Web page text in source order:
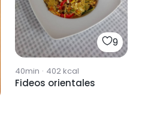
9
40min · 402kcal
Fideos orientales